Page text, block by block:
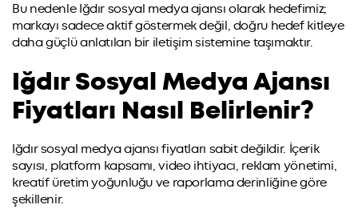
Bu nedenle Iğdır sosyal medya ajansı olarak hedefimiz;
markayı sadece aktif göstermek değil, doğru hedef kitleye
daha güçlü anlatılan bir iletişim sistemine taşımaktır.
Iğdır Sosyal Medya Ajansı
Fiyatları Nasıl Belirlenir?
Iğdır sosyal medya ajansı fiyatları sabit değildir. İçerik
sayısı, platform kapsamı, video ihtiyacı, reklam yönetimi,
kreatif üretim yoğunluğu ve raporlama derinliğine göre
şekillenir.